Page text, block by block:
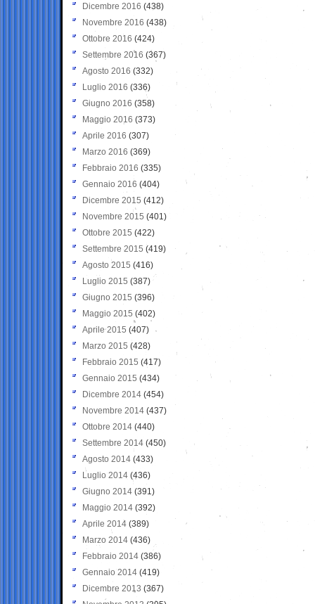
Dicembre 2016 (438)
Novembre 2016 (438)
Ottobre 2016 (424)
Settembre 2016 (367)
Agosto 2016 (332)
Luglio 2016 (336)
Giugno 2016 (358)
Maggio 2016 (373)
Aprile 2016 (307)
Marzo 2016 (369)
Febbraio 2016 (335)
Gennaio 2016 (404)
Dicembre 2015 (412)
Novembre 2015 (401)
Ottobre 2015 (422)
Settembre 2015 (419)
Agosto 2015 (416)
Luglio 2015 (387)
Giugno 2015 (396)
Maggio 2015 (402)
Aprile 2015 (407)
Marzo 2015 (428)
Febbraio 2015 (417)
Gennaio 2015 (434)
Dicembre 2014 (454)
Novembre 2014 (437)
Ottobre 2014 (440)
Settembre 2014 (450)
Agosto 2014 (433)
Luglio 2014 (436)
Giugno 2014 (391)
Maggio 2014 (392)
Aprile 2014 (389)
Marzo 2014 (436)
Febbraio 2014 (386)
Gennaio 2014 (419)
Dicembre 2013 (367)